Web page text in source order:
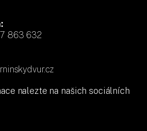
863 632
nalezte na našich sociálních